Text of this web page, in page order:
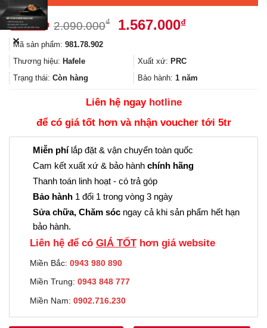
2.090.000₫
Giá
2.090.000₫.
1.567.000₫Giá
là:
1.567.000₫.
Mã sản phẩm: 981.78.902
Thương hiệu: Hafele Xuất xứ: PRC
Trạng thái: Còn hàng Bảo hành: 1 năm
Liên hệ ngay hotline
để có giá tốt hơn và nhận voucher tới 5tr
Miễn phílắp đặt & vận chuyển toàn quốc
Cam kết xuất xứ & bảo hành chính hãng
Thanh toán linh hoạt - có trả góp
Bảo hành 1 đổi 1 trong vòng 3 ngày
Sửa chữa, Chăm sóc ngay cả khi sản phẩm hết hạn
bảo hành.
Liên hệ để có GIÁ TỐThơn giá website
Miền Bắc: 0943 980 890
Miền Trung: 0943 848 777
Miền Nam: 0902.716.230
✕